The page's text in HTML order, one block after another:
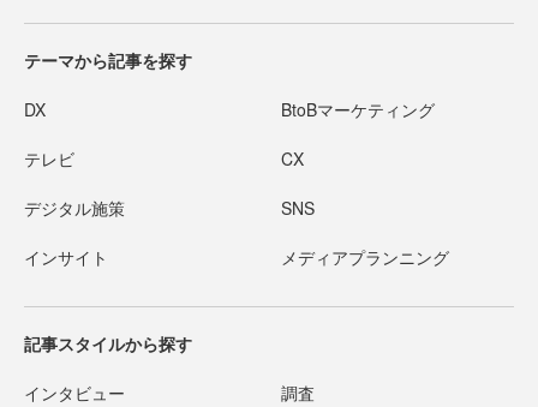
テーマから記事を探す
DX BtoBマーケティング
テレビ CX
デジタル施策 SNS
インサイト メディアプランニング
記事スタイルから探す
インタビュー 調査